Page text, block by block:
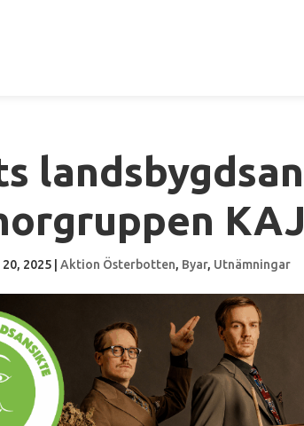
KAJ
20, 2025 |Aktion Österbotten, Byar, Utnämningar